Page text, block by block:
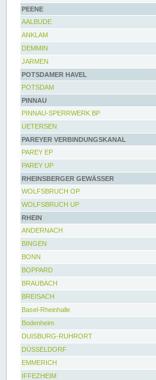
PEENE
AALBUDE
ANKLAM
DEMMIN
JARMEN
POTSDAMER HAVEL
POTSDAM
PINNAU
PINNAU-SPERRWERK BP
UETERSEN
PAREYER VERBINDUNGSKANAL
PAREY EP
PAREY UP
RHEINSBERGER GEWÄSSER
WOLFSBRUCH OP
WOLFSBRUCH UP
RHEIN
ANDERNACH
BINGEN
BONN
BOPPARD
BRAUBACH
BREISACH
Basel-Rheinhalle
Bodenheim
DUISBURG-RUHRORT
DÜSSELDORF
EMMERICH
IFFEZHEIM